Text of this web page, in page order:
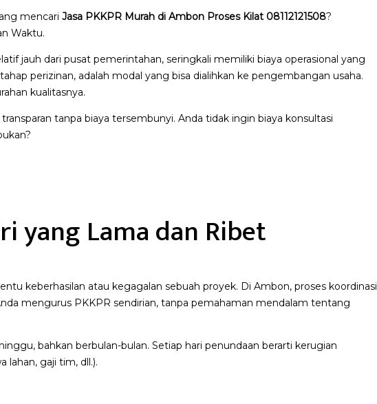
mencari Jasa PKKPR Murah di Ambon Proses Kilat 08112121508?
Waktu.
jauh dari pusat pemerintahan, seringkali memiliki biaya operasional yang
perizinan, adalah modal yang bisa dialihkan ke pengembangan usaha.
kualitasnya.
tanpa biaya tersembunyi. Anda tidak ingin biaya konsultasi
yang Lama dan Ribet
keberhasilan atau kegagalan sebuah proyek. Di Ambon, proses koordinasi
mengurus PKKPR sendirian, tanpa pemahaman mendalam tentang
bahkan berbulan-bulan. Setiap hari penundaan berarti kerugian
lahan, gaji tim, dll.).